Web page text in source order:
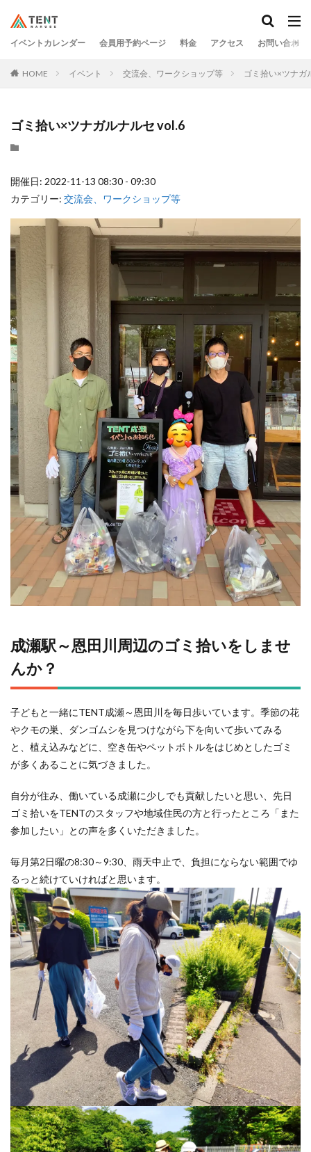
イベントカレンダー 会員用予約ページ 料金 アクセス お問い合わせ
HOME イベント 交流会、ワークショップ等 ゴミ拾い×ツナガ
ゴミ拾い×ツナガルナルセ vol.6
開催日: 2022-11-13 08:30 - 09:30
カテゴリー: 交流会、ワークショップ等
成瀬駅～恩田川周辺のゴミ拾いをしませ
んか？
子どもと一緒にTENT成瀬～恩田川を毎日歩いています。季節の花
やクモの巣、ダンゴムシを見つけながら下を向いて歩いてみる
と、植え込みなどに、空き缶やペットボトルをはじめとしたゴミ
が多くあることに気づきました。
自分が住み、働いている成瀬に少しでも貢献したいと思い、先日
ゴミ拾いをTENTのスタッフや地域住民の方と行ったところ「また
参加したい」との声を多くいただきました。
毎月第2日曜の8:30～9:30、雨天中止で、負担にならない範囲でゆ
るっと続けていければと思います。